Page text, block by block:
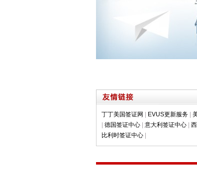
丁丁美国签证网 | EVUS更新服务 |
| 德国签证中心 | 意大利签证中心 |
比利时签证中心 |